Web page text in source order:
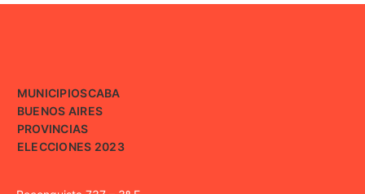
MUNICIPIOSCABA
BUENOS AIRES
PROVINCIAS
ELECCIONES 2023